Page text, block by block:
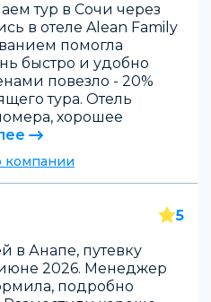
тур в Сочи через
в отеле Alean Family
помогла
быстро и удобно
повезло - 20%
тура. Отель
хорошее
компании
5
в Анапе, путевку
2026. Менеджер
подробно